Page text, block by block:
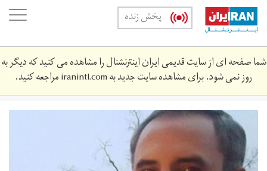
Skip
main
content
پخش زنده
شما صفحه ای از سایت قدیمی ایران اینترنشنال را مشاهده می کنید که دیگر به
روز نمی شود. برای مشاهده سایت جدید بهiranintl.comمراجعه کنید.
hamid-
noori-
25354775767.jpg